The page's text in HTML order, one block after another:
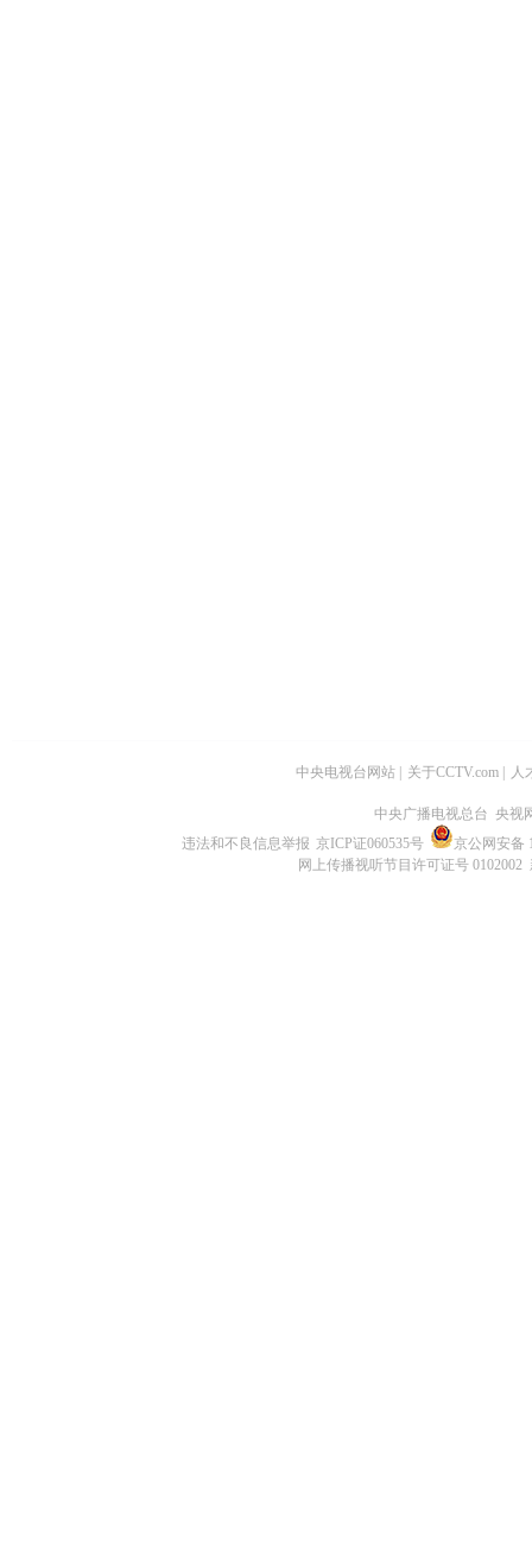
中央电视台网站 关于CCTV.com 人
中央广播电视总台 央视
违法和不良信息举报 京ICP证060535号
京公网安备
网上传播视听节目许可证号 0102002